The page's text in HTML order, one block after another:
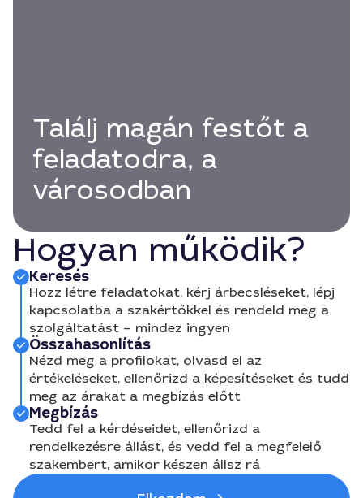
Találj magán festőt a
feladatodra, a
városodban
Hogyan működik?
Keresés
Hozz létre feladatokat, kérj árbecsléseket, lépj
kapcsolatba a szakértőkkel és rendeld meg a
szolgáltatást – mindez ingyen
Összahasonlítás
Nézd meg a profilokat, olvasd el az
értékeléseket, ellenőrizd a képesítéseket és tudd
meg az árakat a megbízás előtt
Megbízás
Tedd fel a kérdéseidet, ellenőrizd a
rendelkezésre állást, és vedd fel a megfelelő
szakembert, amikor készen állsz rá